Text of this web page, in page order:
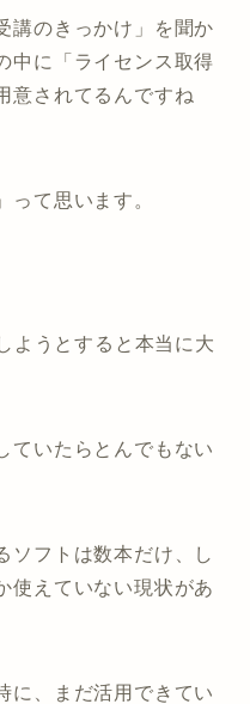
講のきっかけ」を聞か
中に「ライセンス取得
意されてるんですね
って思います。
ようとすると本当に大
ていたらとんでもない
ソフトは数本だけ、し
使えていない現状があ
に、まだ活用できてい